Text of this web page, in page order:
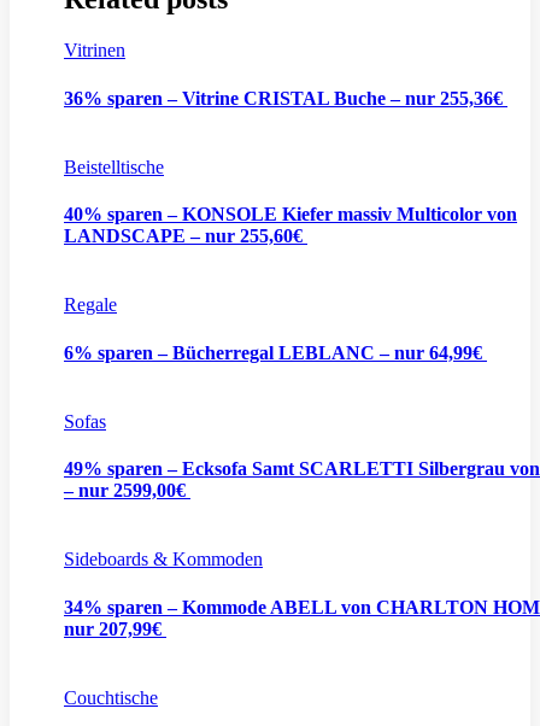
Vitrinen
36% sparen – Vitrine CRISTAL Buche – nur 255,36€
Beistelltische
40% sparen – KONSOLE Kiefer massiv Multicolor von
LANDSCAPE – nur 255,60€
Regale
6% sparen – Bücherregal LEBLANC – nur 64,99€
Sofas
49% sparen – Ecksofa Samt SCARLETTI Silbergrau
– nur 2599,00€
Sideboards & Kommoden
34% sparen – Kommode ABELL von CHARLTON
nur 207,99€
Couchtische